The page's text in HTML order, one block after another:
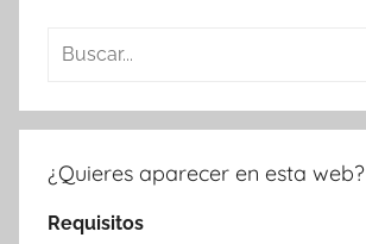
Buscar:
¿Quieres aparecer en esta web?
Requisitos